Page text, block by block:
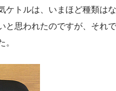
ケトルは、いまほど種類は
と思われたのですが、それ